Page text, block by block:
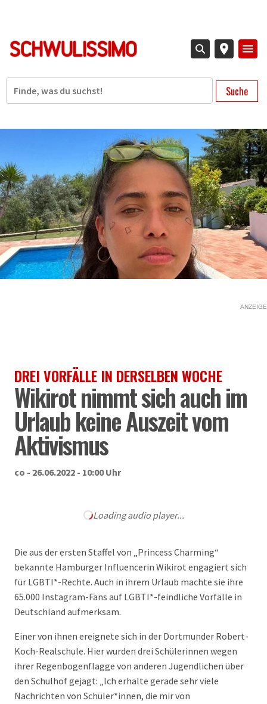
Suche
ANZEIGE
DREI VORFÄLLE IN DERSELBEN WOCHE
Wikirot nimmt sich auch im
Urlaub keine Auszeit vom
Aktivismus
co - 26.06.2022 - 10:00 Uhr
Loading audio player...
Die aus der ersten Staffel von „Princess Charming“
bekannte Hamburger Influencerin Wikirot engagiert sich
für LGBTI*-Rechte. Auch in ihrem Urlaub machte sie ihre
65.000 Instagram-Fans auf LGBTI*-feindliche Vorfälle in
Deutschland aufmerksam.
Einer von ihnen ereignete sich in der Dortmunder Robert-
Koch-Realschule. Hier wurden drei Schülerinnen wegen
ihrer Regenbogenflagge von anderen Jugendlichen über
den Schulhof gejagt: „Ich erhalte gerade sehr viele
Nachrichten von Schüler*innen, die mir von